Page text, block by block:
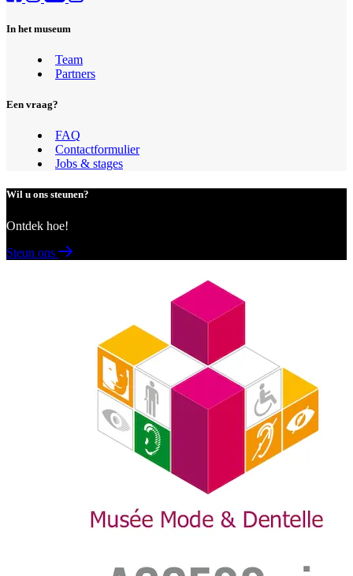
In het museum
Team
Partners
Een vraag?
FAQ
Contactformulier
Jobs & stages
Wil u ons steunen?
Ontdek hoe!
Steun ons